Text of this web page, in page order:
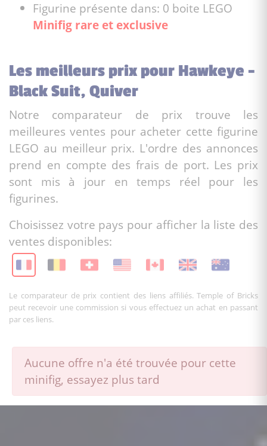
Figurine présente dans: 0 boite LEGO
Minifig rare et exclusive
Les meilleurs prix pour Hawkeye -
Black Suit, Quiver
Notre comparateur de prix trouve les
meilleures ventes pour acheter cette figurine
LEGO au meilleur prix. L'ordre des annonces
prend en compte des frais de port. Les prix
sont mis à jour en temps réel pour les
figurines.
Choisissez votre pays pour afficher la liste des
ventes disponibles:
Le comparateur de prix contient des liens affiliés. Temple of Bricks
peut recevoir une commission si vous effectuez un achat en passant
par ces liens.
Aucune offre n'a été trouvée pour cette
minifig, essayez plus tard